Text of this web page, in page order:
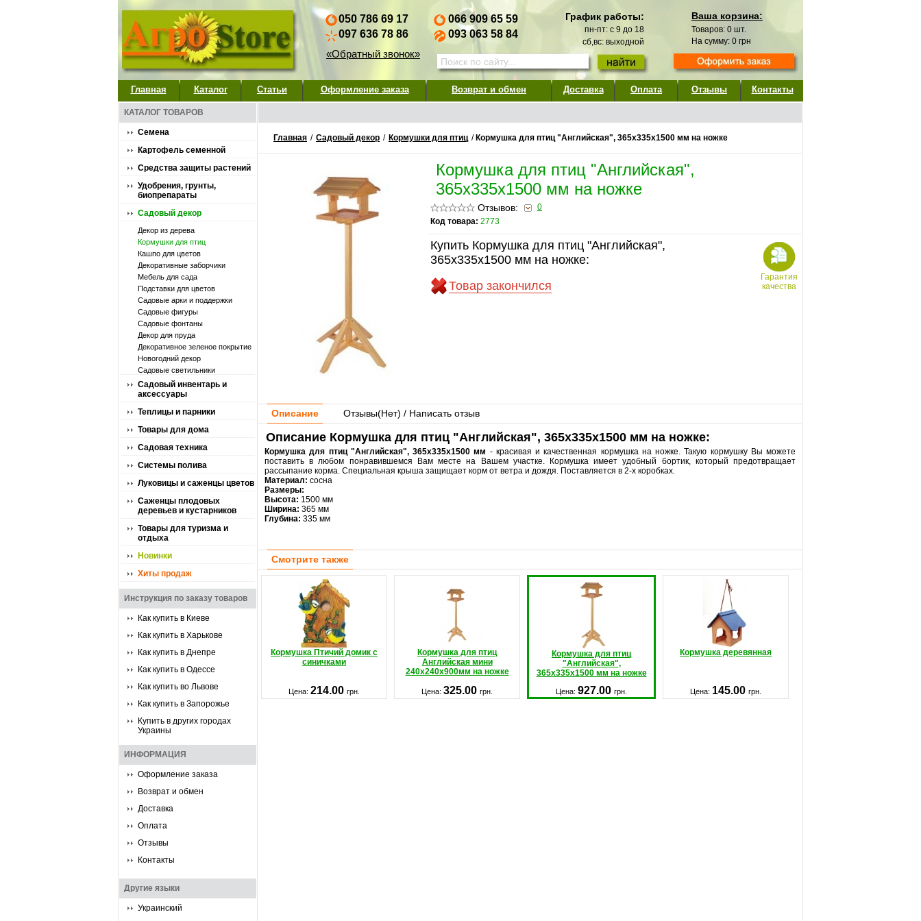
050 786 69 17
097 636 78 86
«Обратный звонок»
066 909 65 59
093 063 58 84
График работы:
пн-пт: с 9 до 18
сб,вс: выходной
Ваша корзина:
Товаров: 0 шт.
На сумму: 0 грн
Главная Каталог Статьи Оформление заказа Возврат и обмен Доставка Оплата Отзывы Контакты
КАТАЛОГ ТОВАРОВ
Семена
Картофель семенной
Средства защиты растений
Удобрения, грунты,
биопрепараты
Садовый декор
Декор из дерева
Кормушки для птиц
Кашпо для цветов
Декоративные заборчики
Мебель для сада
Подставки для цветов
Садовые арки и поддержки
Садовые фигуры
Садовые фонтаны
Декор для пруда
Декоративное зеленое покрытие
Новогодний декор
Садовые светильники
Садовый инвентарь и
аксессуары
Теплицы и парники
Товары для дома
Садовая техника
Системы полива
Луковицы и саженцы цветов
Саженцы плодовых
деревьев и кустарников
Товары для туризма и
отдыха
Новинки
Хиты продаж
Инструкция по заказу товаров
Как купить в Киеве
Как купить в Харькове
Как купить в Днепре
Как купить в Одессе
Как купить во Львове
Как купить в Запорожье
Купить в других городах
Украины
ИНФОРМАЦИЯ
Оформление заказа
Возврат и обмен
Доставка
Оплата
Отзывы
Контакты
Другие языки
Украинский
Главная / Садовый декор / Кормушки для птиц / Кормушка для птиц "Английская", 365х335х1500 мм на ножке
Кормушка для птиц "Английская",
365х335х1500 мм на ножке
Отзывов:
0
Код товара: 2773
Купить Кормушка для птиц "Английская",
365х335х1500 мм на ножке:
Товар закончился
Гарантия
качества
Описание Отзывы(Нет) / Написать отзыв
Описание Кормушка для птиц "Английская", 365х335х1500 мм на ножке:
Кормушка для птиц "Английская", 365х335х1500 мм - красивая и качественная кормушка на ножке. Такую кормушку Вы можете
поставить в любом понравившемся Вам месте на Вашем участке. Кормушка имеет удобный бортик, который предотвращает
рассыпание корма. Специальная крыша защищает корм от ветра и дождя. Поставляется в 2-х коробках.
Материал: сосна
Размеры:
Высота: 1500 мм
Ширина: 365 мм
Глубина: 335 мм
Смотрите также
Кормушка Птичий домик с
синичками
Кормушка для птиц
Английская мини
240х240х900мм на ножке
Кормушка для птиц
"Английская",
365х335х1500 мм на ножке
Кормушка деревянная
Цена: 214.00 грн. Цена: 325.00 грн. Цена: 927.00 грн. Цена: 145.00 грн.